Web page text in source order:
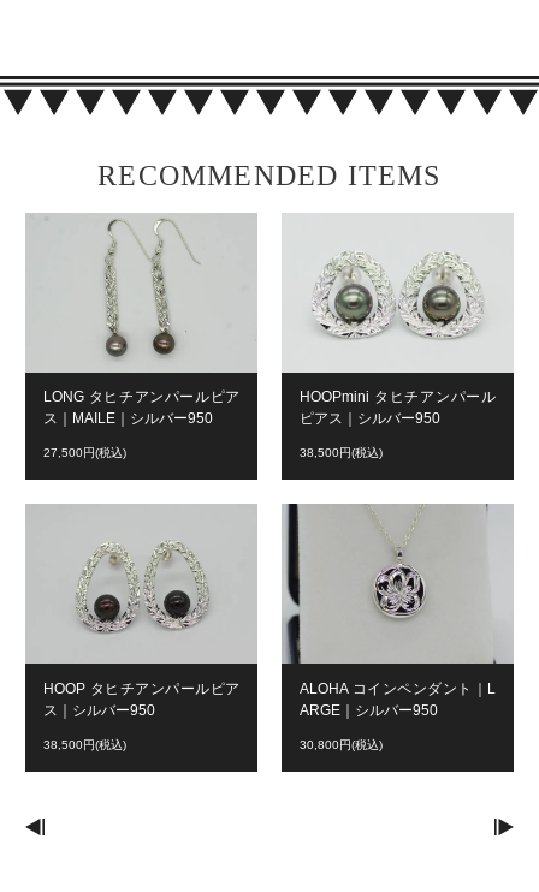
RECOMMENDED ITEMS
LONG タヒチアンパールピア
ス｜MAILE｜シルバー950
27,500円(税込)
HOOP タヒチアンパールピア
ス｜シルバー950
38,500円(税込)
HOOPmini タヒチアンパール
ピアス｜シルバー950
38,500円(税込)
ALOHA コインペンダント｜L
ARGE｜シルバー950
30,800円(税込)